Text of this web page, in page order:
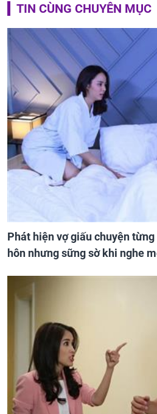
TIN CÙNG CHUYÊN MỤC
Phát hiện vợ giấu chuyện
hôn nhưng sững sờ khi nghe